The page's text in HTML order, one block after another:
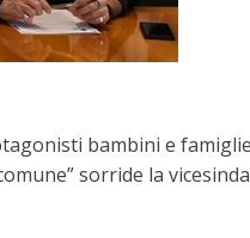
bambini e
sorride la